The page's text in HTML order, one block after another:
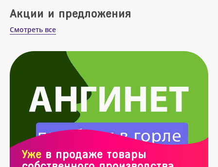
Акции и предложения
Смотреть все
Уже в продаже товары